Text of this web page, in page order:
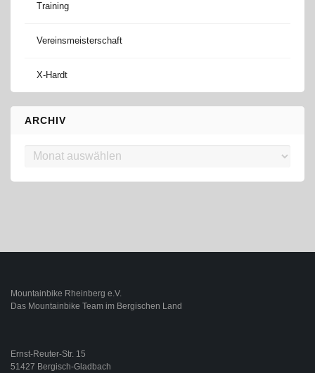
Training
Vereinsmeisterschaft
X-Hardt
ARCHIV
Archiv
Mountainbike Rheinberg e.V.
Das Mountainbike Team im Bergischen Land
Ernst-Reuter-Str. 15
51427 Bergisch-Gladbach